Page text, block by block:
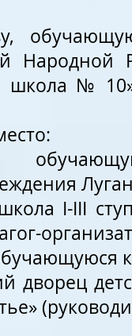
Народной
школа №
I-III
дворец